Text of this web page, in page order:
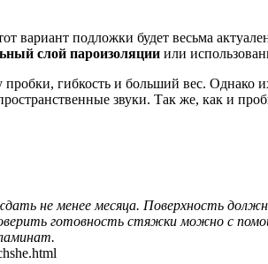
вариант подложки будет весьма
слой пароизоляции или
гибкость и больший вес. Однако
звуки. Так же, как и
не менее месяца. Поверхность
готовность стяжки можно с